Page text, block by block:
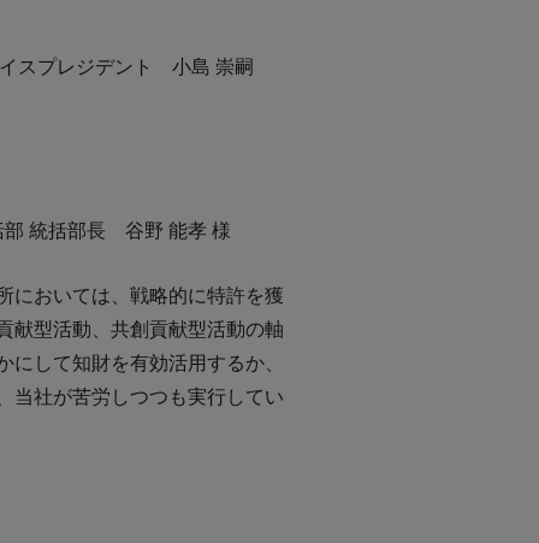
スプレジデント 小島 崇嗣
統括部長 谷野 能孝 様
においては、戦略的に特許を獲
献型活動、共創貢献型活動の軸
して知財を有効活用するか、
当社が苦労しつつも実行してい